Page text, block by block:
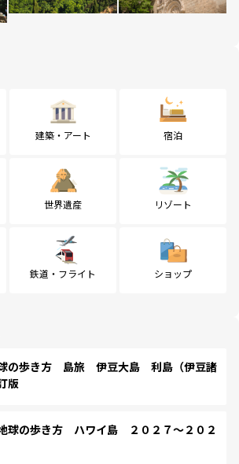
建築・アート 宿泊
世界遺産 リゾート
鉄道・フライト ショップ
の歩き方 島旅 伊豆大島 利島（伊豆諸
版
球の歩き方 ハワイ島 ２０２７～２０２